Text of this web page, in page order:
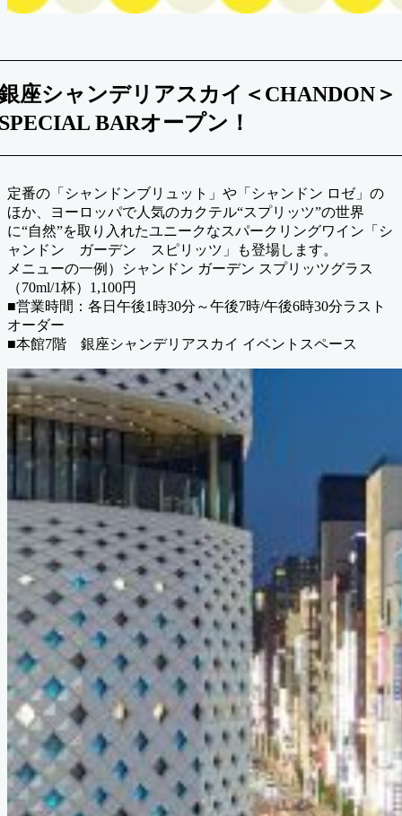
座シャンデリアスカイ＜CHANDON＞
BARオープン！
定番の「シャンドンブリュット」や「シャンドン ロゼ」の
ほか、ヨーロッパで人気のカクテル“スプリッツ”の世界
に“自然”を取り入れたユニークなスパークリングワイン「シ
ャンドン ガーデン スピリッツ」も登場します。
メニューの一例）シャンドン ガーデン スプリッツグラス
（70ml/1杯）1,100円
■営業時間：各日午後1時30分～午後7時/午後6時30分ラスト
オーダー
■本館7階 銀座シャンデリアスカイ イベントスペース